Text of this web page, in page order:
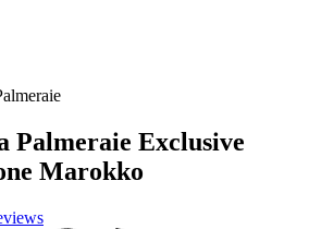
Palmeraie Exclusive
Marokko